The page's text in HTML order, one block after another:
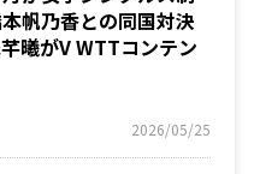
帆乃香との同国対決
曦がV WTTコンテン
2026/05/25